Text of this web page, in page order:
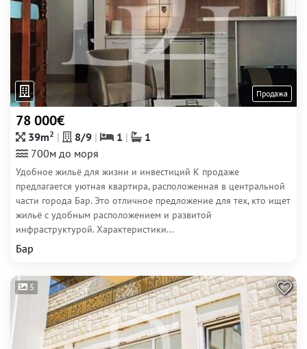
Продажа
78 000€
39m2 8/9 1
1
700м до моря
Удобное жильё для жизни и инвестиций К продаже
предлагается уютная квартира, расположенная в центральной
части города Бар. Это отличное предложение для тех, кто ищет
жильё с удобным расположением и развитой
инфраструктурой. Характеристики...
Бар
5